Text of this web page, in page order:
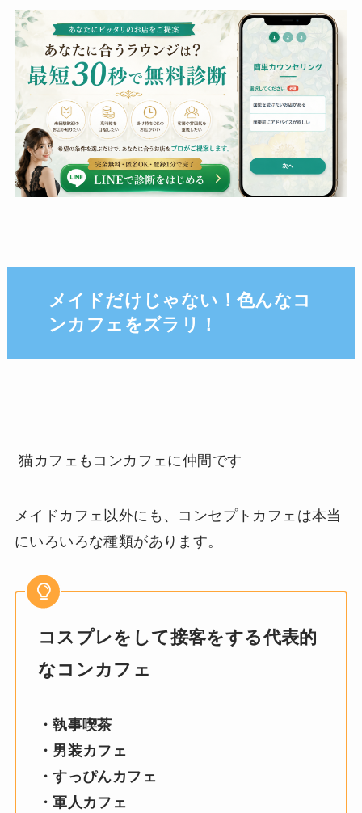
メイドだけじゃない！色んなコ
ンカフェをズラリ！
猫カフェもコンカフェに仲間です
メイドカフェ以外にも、コンセプトカフェは本当
にいろいろな種類があります。
コスプレをして接客をする代表的
なコンカフェ
・執事喫茶
・男装カフェ
・すっぴんカフェ
・軍人カフェ